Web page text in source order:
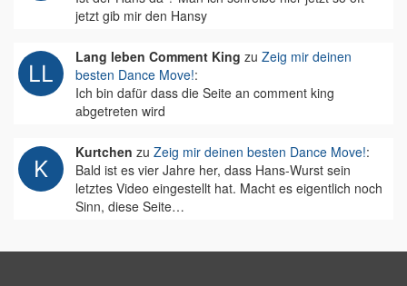
jetzt gib mir den Hansy
Lang leben Comment King zu Zeig mir deinen
besten Dance Move!:
Ich bin dafür dass die Seite an comment king
abgetreten wird
Kurtchen zu Zeig mir deinen besten Dance Move!:
Bald ist es vier Jahre her, dass Hans-Wurst sein
letztes Video eingestellt hat. Macht es eigentlich noch
Sinn, diese Seite…